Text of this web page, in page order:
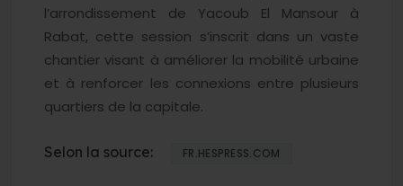
l’arrondissement de Yacoub El Mansour à
Rabat, cette session s’inscrit dans un vaste
chantier visant à améliorer la mobilité urbaine
et à renforcer les connexions entre plusieurs
quartiers de la capitale.
Selon la source: FR.HESPRESS.COM